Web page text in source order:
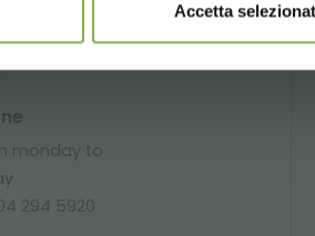
Accetta
monday to
294 5920